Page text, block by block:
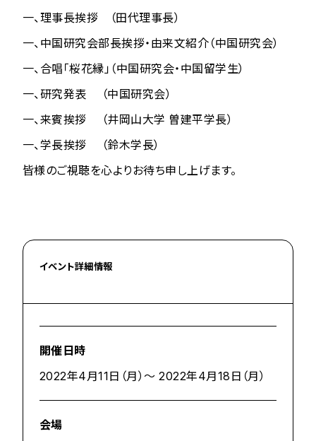
一、理事長挨拶 （田代理事長）
一、中国研究会部長挨拶・由来文紹介（中国研究会）
一、合唱「桜花縁」（中国研究会・中国留学生）
一、研究発表 （中国研究会）
一、来賓挨拶 （井岡山大学 曽建平学長）
一、学長挨拶 （鈴木学長）
皆様のご視聴を心よりお待ち申し上げます。
イベント詳細情報
開催日時
2022年4月11日（月）～ 2022年4月18日（月）
会場